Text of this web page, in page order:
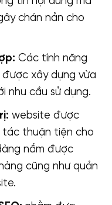
chán nản cho
Các tính năng
xây dựng vừa
nhu cầu sử dụng.
website được
thuận tiện cho
nắm được
cũng như quản